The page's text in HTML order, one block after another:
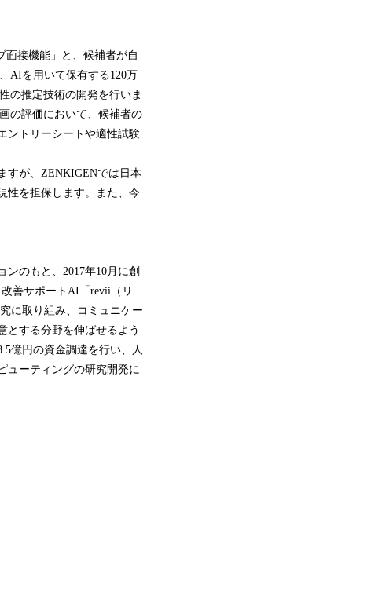
面接機能」と、候補者が自
AIを用いて保有する120万
の推定技術の開発を行いま
の評価において、候補者の
ントリーシートや適性試験
すが、ZENKIGENでは日本
性を担保します。また、今
のもと、2017年10月に創
善サポートAI「revii（リ
に取り組み、コミュニケー
とする分野を伸ばせるよう
億円の資金調達を行い、人
ューティングの研究開発に